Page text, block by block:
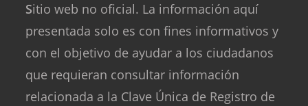
Sitio web no oficial. La información aquí
presentada solo es con fines informativos y
con el objetivo de ayudar a los ciudadanos
que requieran consultar información
relacionada a la Clave Única de Registro de